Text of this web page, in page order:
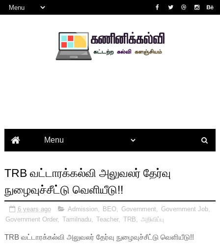
TRB வட்டாரக்கல்வி அலுவலர் தேர்வு
நுழைவுச்சீட்டு வெளியீடு!!
6 years ago Admission, BEO, Government Government Job,
Government Order, Tamilnadu Teacher, TRB அறிவிப்பு
TRB வட்டாரக்கல்வி அலுவலர் தேர்வு நுழைவுச்சீட்டு வெளியீடு!!